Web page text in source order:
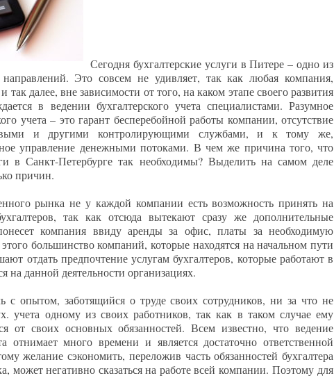
Сегодня бухгалтерские услуги в Питере – одно из
Это совсем не удивляет, так как любая компания,
так далее, вне зависимости от того, на каком этапе своего развития
в ведении бухгалтерского учета специалистами. Разумное
учета – это гарант бесперебойной работы компании, отсутствие
и другими контролирующими службами, и к тому же,
управление денежными потоками. В чем же причина того, что
в Санкт-Петербурге так необходимы? Выделить на самом деле
причин.
рынка не у каждой компании есть возможность принять на
так как отсюда вытекают сразу же дополнительные
компания ввиду аренды за офис, платы за необходимую
большинство компаний, которые находятся на начальном пути
отдать предпочтение услугам бухгалтеров, которые работают в
на данной деятельности организациях.
с опытом, заботящийся о труде своих сотрудников, ни за что не
учета одному из своих работников, так как в таком случае ему
от своих основных обязанностей. Всем известно, что ведение
отнимает много времени и является достаточно ответственной
желание сэкономить, переложив часть обязанностей бухгалтера
может негативно сказаться на работе всей компании. Поэтому для